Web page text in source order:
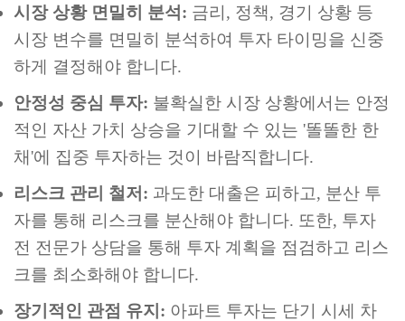
시장 상황 면밀히 분석: 금리, 정책, 경기 상황 등
시장 변수를 면밀히 분석하여 투자 타이밍을 신중
하게 결정해야 합니다.
안정성 중심 투자: 불확실한 시장 상황에서는 안정
적인 자산 가치 상승을 기대할 수 있는 '똘똘한 한
채'에 집중 투자하는 것이 바람직합니다.
리스크 관리 철저: 과도한 대출은 피하고, 분산 투
자를 통해 리스크를 분산해야 합니다. 또한, 투자
전 전문가 상담을 통해 투자 계획을 점검하고 리스
크를 최소화해야 합니다.
장기적인 관점 유지: 아파트 투자는 단기 시세 차